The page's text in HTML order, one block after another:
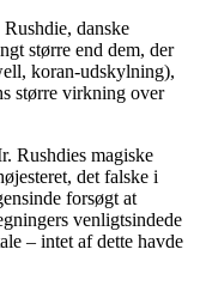
danske
større end dem, der
koran-udskylning),
større virkning over
Rushdies magiske
det falske i
forsøgt at
venligtsindede
– intet af dette havde